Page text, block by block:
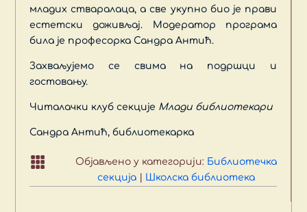
младих стваралаца, а све укупно био је прави
естетски доживљај. Модератор програма
била је професорка Сандра Антић.
Захваљујемо се свима на подршци и
гостовању.
Читалачки клуб секције Млади библиотекари
Сандра Антић, библиотекарка
 Објављено у категорији: Библиотечка
секција
Школска библиотека